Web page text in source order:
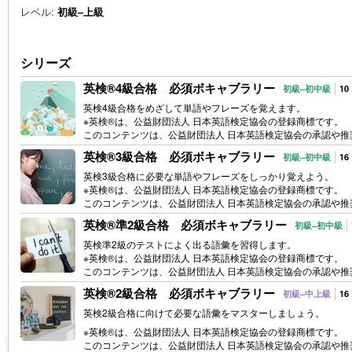
レベル: 初級–上級
シリーズ
英検®4級合格 必須ボキャブラリー 初級–初中級 10
英検4級合格をめざして単語やフレーズを覚えます。
※英検®は、公益財団法人 日本英語検定協会の登録商標です。
このコンテンツは、公益財団法人 日本英語検定協会の承認や
英検®3級合格 必須ボキャブラリー 初級–初中級 16
英検3級合格に必要な単語やフレーズをしっかり覚えよう。
※英検®は、公益財団法人 日本英語検定協会の登録商標です。
このコンテンツは、公益財団法人 日本英語検定協会の承認や
英検®準2級合格 必須ボキャブラリー 初級–初中級
英検準2級のテストによく出る語彙を習得します。
※英検®は、公益財団法人 日本英語検定協会の登録商標です。
このコンテンツは、公益財団法人 日本英語検定協会の承認や
英検®2級合格 必須ボキャブラリー 初級–中上級 16
英検2級合格に向けて必要な語彙をマスターしましょう。
※英検®は、公益財団法人 日本英語検定協会の登録商標です。
このコンテンツは、公益財団法人 日本英語検定協会の承認や